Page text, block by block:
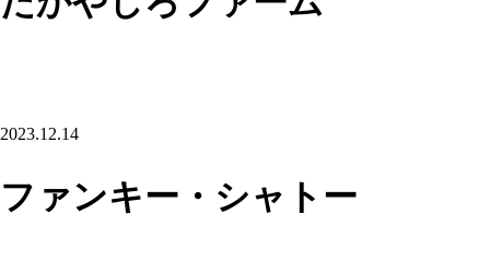
2023.12.14
ファンキー・シャトー